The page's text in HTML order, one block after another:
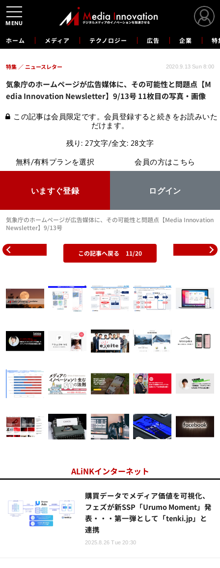
ホーム メディア テクノロジー 広告 企業 特
気象庁のホームページが広告媒体に、その可能性と問題点【M
edia Innovation Newsletter】9/13号 11枚目の写真・画像
特集 ニュースレター 2020.9.13 Sun 8:00
この記事は会員限定です。会員登録すると続きをお読みいた
だけます。
残り: 27文字/全文: 28文字
無料/有料プランを選択
いますぐ登録
会員の方はこちら
ログイン
気象庁のホームページが広告媒体に、その可能性と問題点【Media Innovation
Newsletter】9/13号
この記事へ戻る 11/20
ALiNKインターネット
購買データでメディア価値を可視化、
フェズが新SSP「Urumo Moment」発
表・・・第一弾として「tenki.jp」と
連携
2025.8.26 Tue 20:30
MENU